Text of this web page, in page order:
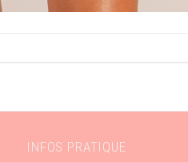
INFOS PRATIQUE